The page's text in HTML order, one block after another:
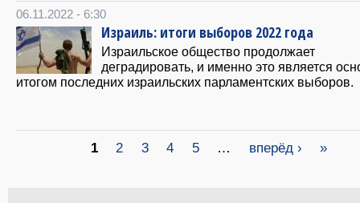
06.11.2022 - 6:30
Израиль: итоги выборов 2022 года
Израильское общество продолжает
деградировать, и именно это является
итогом последних израильских парламентских выборов.
1 2 3 4 5 … вперёд › »